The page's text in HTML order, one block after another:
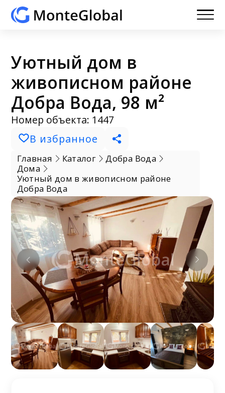
Уютный дом в
живописном районе
Добра Вода, 98 м²
Номер объекта: 1447
В избранное
Главная Каталог
Добра Вода
Дома
Уютный дом в живописном районе
Добра Вода